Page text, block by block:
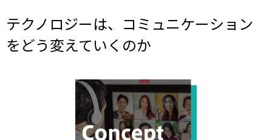
テクノロジーは、コミュニケーション
をどう変えていくのか